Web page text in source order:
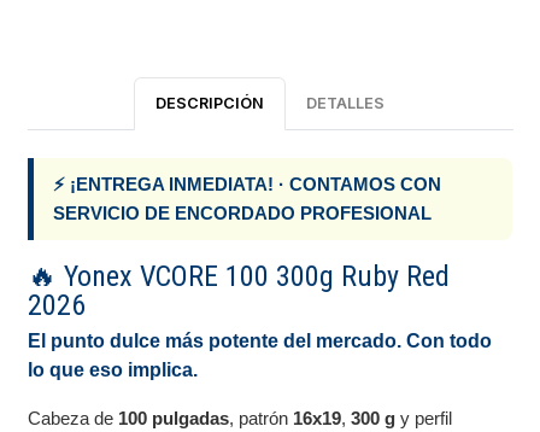
DESCRIPCIÓN DETALLES
⚡ ¡ENTREGA INMEDIATA! · CONTAMOS CON
SERVICIO DE ENCORDADO PROFESIONAL
🔥 Yonex VCORE 100 300g Ruby Red
2026
El punto dulce más potente del mercado. Con todo
lo que eso implica.
Cabeza de 100 pulgadas, patrón 16x19,300 g y perfil